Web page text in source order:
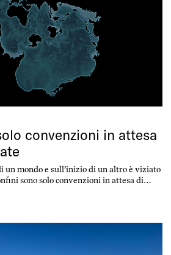
convenzioni in attesa
mondo e sull’inizio di un altro è viziato
sono solo convenzioni in attesa di